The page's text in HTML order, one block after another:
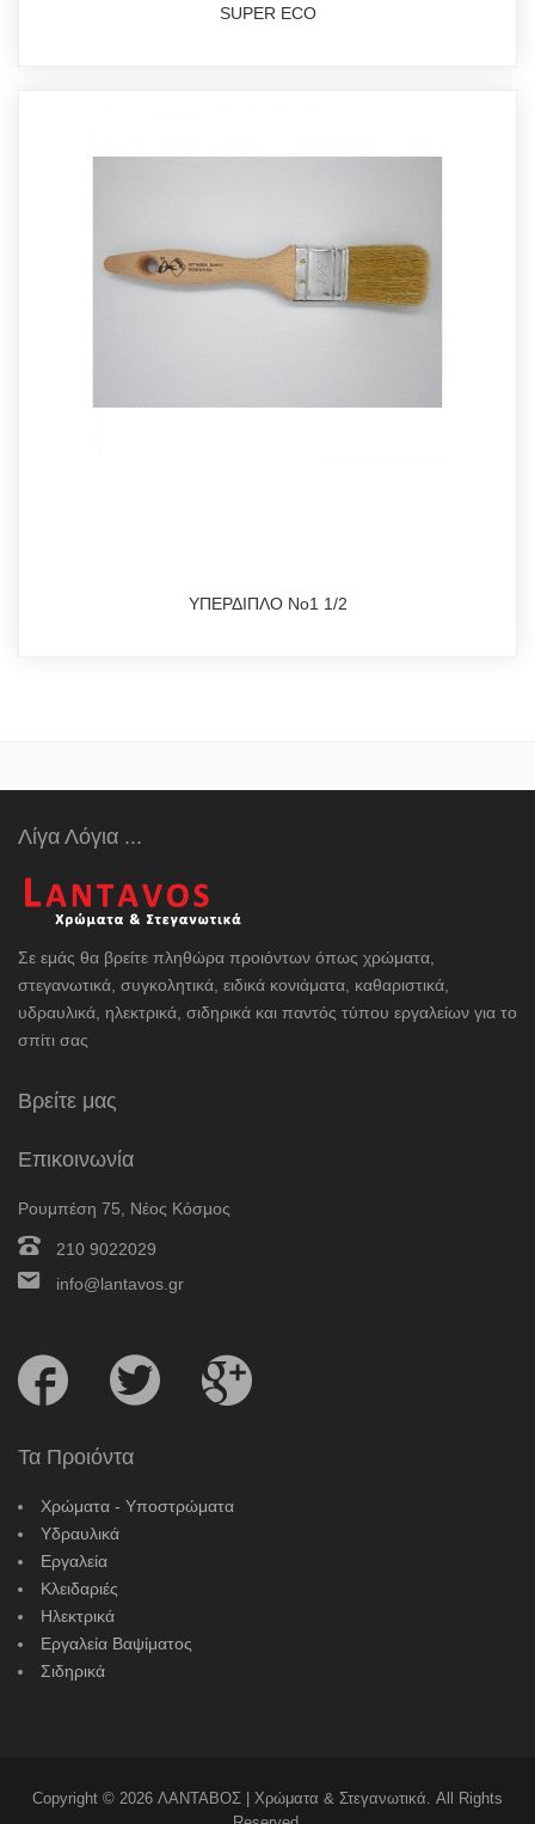
SUPER ECO
ΥΠΕΡΔΙΠΛΟ Νο1 1/2
Λίγα Λόγια ...
Σε εμάς θα βρείτε πληθώρα προιόντων όπως χρώματα,
στεγανωτικά, συγκολητικά, ειδικά κονιάματα, καθαριστικά,
υδραυλικά, ηλεκτρικά, σιδηρικά και παντός τύπου εργαλείων για το
σπίτι σας
Βρείτε μας
Επικοινωνία
Ρουμπέση 75, Νέος Κόσμος
210 9022029
info@lantavos.gr
Follow
Facebook
Follow
Τα Προιόντα
Χρώματα - Υποστρώματα
Υδραυλικά
Εργαλεία
Κλειδαριές
Ηλεκτρικά
Εργαλεία Βαψίματος
Σιδηρικά
Copyright © 2026 ΛΑΝΤΑΒΟΣ | Χρώματα & Στεγανωτικά. All Rights